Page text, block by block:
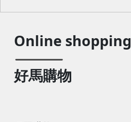
Online shopping
好馬購物